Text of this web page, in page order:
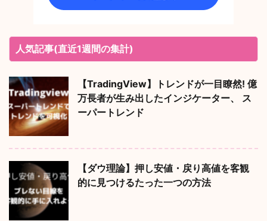
人気記事(直近1週間の集計)
【TradingView】トレンドが一目瞭然! 億
万長者が生み出したインジケーター、 ス
ーパートレンド
【ダウ理論】押し安値・戻り高値を客観
的に見つけるたった一つの方法